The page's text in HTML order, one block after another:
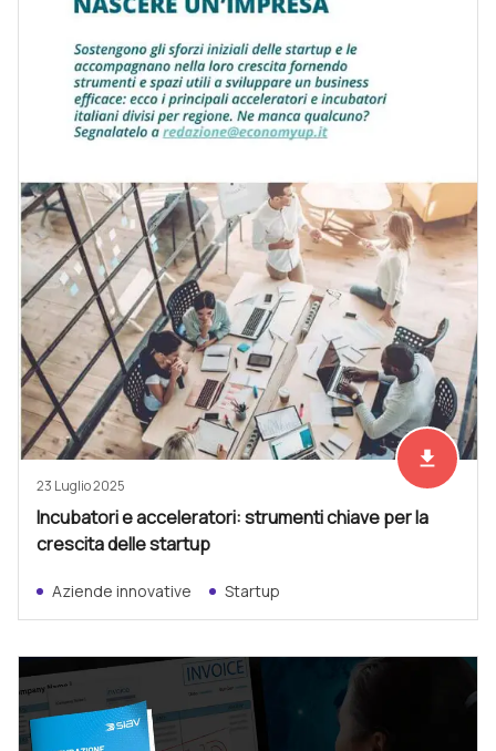
Scarica
file_download
23 Luglio 2025
Incubatori e acceleratori: strumenti chiave per la
crescita delle startup
Aziende innovative Startup